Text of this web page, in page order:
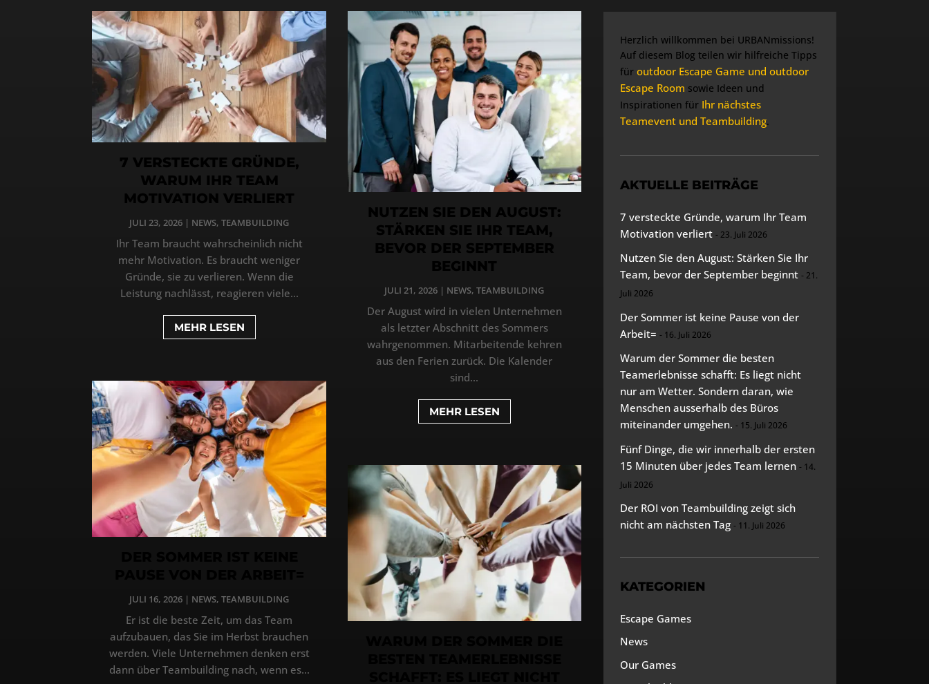
7 VERSTECKTE GRÜNDE,
WARUM IHR TEAM
MOTIVATION VERLIERT
JULI 23, 2026 | NEWS,TEAMBUILDING
Ihr Team braucht wahrscheinlich nicht
mehr Motivation. Es braucht weniger
Gründe, sie zu verlieren. Wenn die
Leistung nachlässt, reagieren viele...
MEHR LESEN
JULI 16, 2026 | NEWS,TEAMBUILDING
Er ist die beste Zeit, um das Team
aufzubauen, das Sie im Herbst brauchen
werden. Viele Unternehmen denken erst
dann über Teambuilding nach, wenn es...
NUTZEN SIE DEN AUGUST:
STÄRKEN SIE IHR TEAM,
JULI 21, 2026 | NEWS,TEAMBUILDING
Der August wird in vielen Unternehmen
als letzter Abschnitt des Sommers
wahrgenommen. Mitarbeitende kehren
aus den Ferien zurück. Die Kalender
sind...
MEHR LESEN
Herzlich willkommen bei URBANmissions!
Auf diesem Blog teilen wir hilfreiche Tipps
für outdoor Escape Game und outdoor
Escape Room sowie Ideen und
Inspirationen für Ihr nächstes
Teamevent und Teambuilding.
AKTUELLE BEITRÄGE
7 versteckte Gründe, warum Ihr Team
Motivation verliert
23. Juli 2026
Nutzen Sie den August: Stärken Sie Ihr
Team, bevor der September beginnt
21.
Juli 2026
Der Sommer ist keine Pause von der
Arbeit=
16. Juli 2026
Warum der Sommer die besten
Teamerlebnisse schafft: Es liegt nicht
nur am Wetter. Sondern daran, wie
Menschen ausserhalb des Büros
miteinander umgehen.
15. Juli 2026
Fünf Dinge, die wir innerhalb der ersten
15 Minuten über jedes Team lernen
14.
Juli 2026
Der ROI von Teambuilding zeigt sich
nicht am nächsten Tag
11. Juli 2026
KATEGORIEN
Escape Games
News
Our Games